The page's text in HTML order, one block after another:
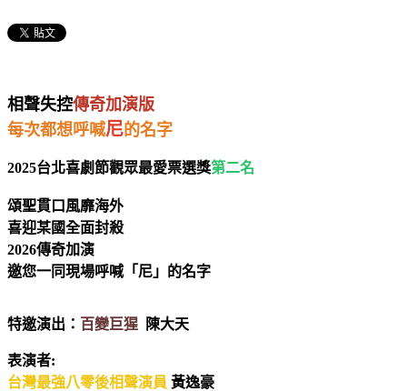
相聲失控傳奇加演版
每次都想呼喊尼的名字
2025台北喜劇節觀眾最愛票選獎第二名
頌聖貫口風靡海外
喜迎某國全面封殺
2026傳奇加演
邀您一同現場呼喊「尼」的名字
特邀演出： 百變巨猩 陳大天
表演者:
台灣最強八零後相聲演員 黃逸豪